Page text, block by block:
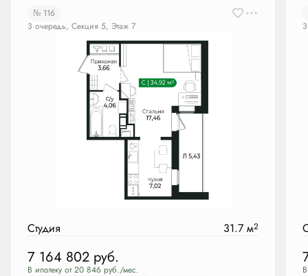
№ 116
3 очередь, Секция 5, Этаж 7
Студия 31.7 м2
7 164 802 руб.
В ипотеку от 20 846 руб./мес.